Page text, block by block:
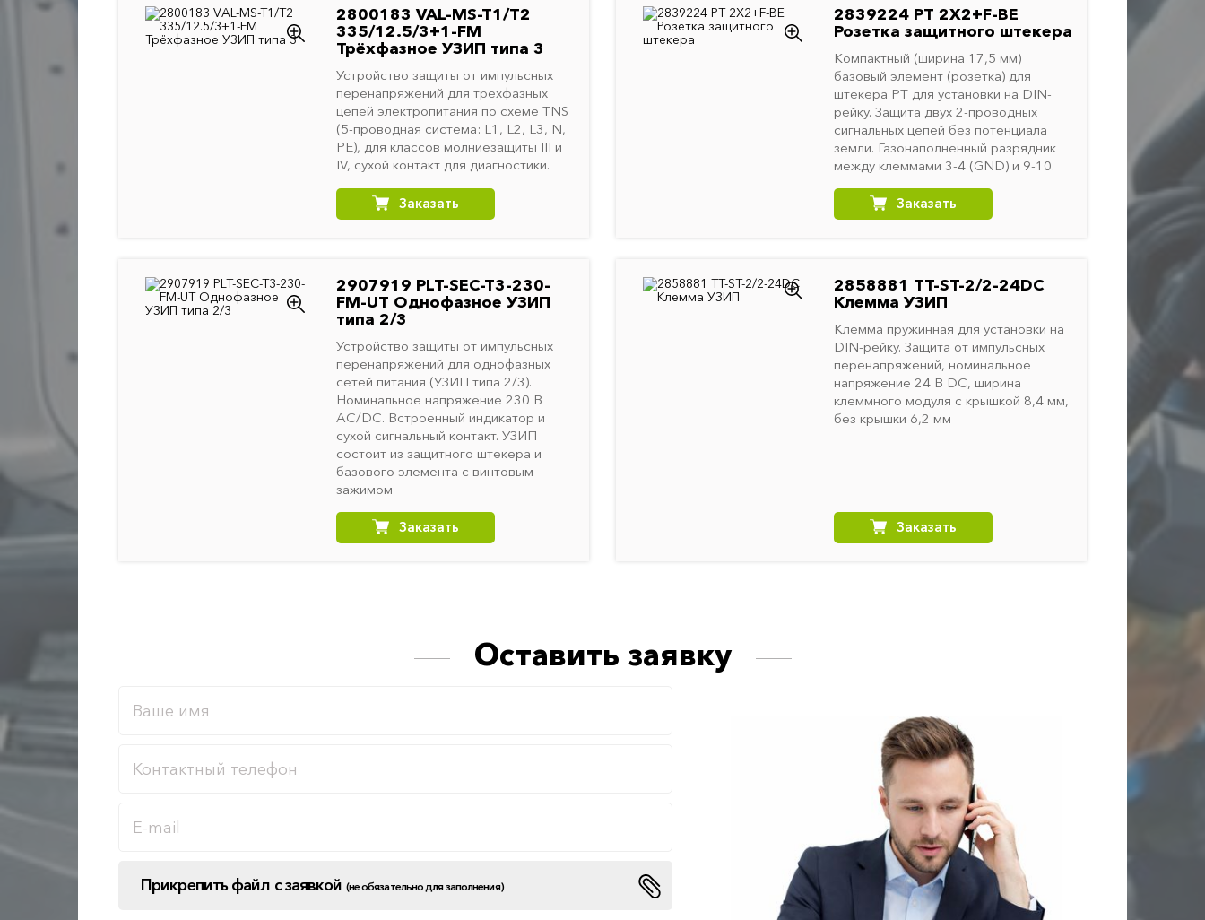
2800183 VAL-MS-T1/T2
335/12.5/3+1-FM
Трёхфазное УЗИП типа 3
Устройство защиты от импульсных
перенапряжений для трехфазных
цепей электропитания по схеме TNS
(5-проводная система: L1, L2, L3, N,
PE), для классов молниезащиты III и
IV, сухой контакт для диагностики.
Заказать
2839224 PT 2X2+F-BE
Розетка защитного штекера
Компактный (ширина 17,5 мм)
базовый элемент (розетка) для
штекера РТ для установки на DIN-
рейку. Защита двух 2-проводных
сигнальных цепей без потенциала
земли. Газонаполненный разрядник
между клеммами 3-4 (GND) и 9-10.
Заказать
2907919 PLT-SEC-T3-230-
FM-UT Однофазное УЗИП
типа 2/3
Устройство защиты от импульсных
перенапряжений для однофазных
сетей питания (УЗИП типа 2/3).
Номинальное напряжение 230 В
AC/DC. Встроенный индикатор и
сухой сигнальный контакт. УЗИП
состоит из защитного штекера и
базового элемента с винтовым
зажимом
Заказать
2858881 TT-ST-2/2-24DC
Клемма УЗИП
Клемма пружинная для установки на
DIN-рейку. Защита от импульсных
перенапряжений, номинальное
напряжение 24 В DC, ширина
клеммного модуля с крышкой 8,4 мм,
без крышки 6,2 мм
Заказать
Оставить заявку
Прикрепить файл с заявкой (не обязательно для заполнения)